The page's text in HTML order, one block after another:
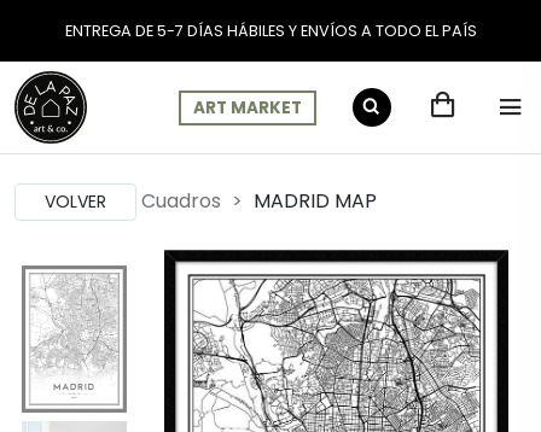
ENTREGA DE 5-7 DÍAS HÁBILES Y ENVÍOS A TODO EL PAÍS
ART MARKET
VOLVER Cuadros MADRID MAP